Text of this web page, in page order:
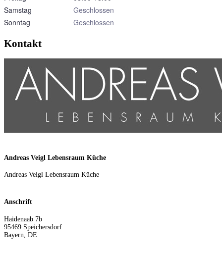
Samstag
Geschlossen
Sonntag
Geschlossen
Kontakt
Andreas Veigl Lebensraum Küche
Andreas Veigl Lebensraum Küche
Anschrift
Haidenaab 7b
95469 Speichersdorf
Bayern DE